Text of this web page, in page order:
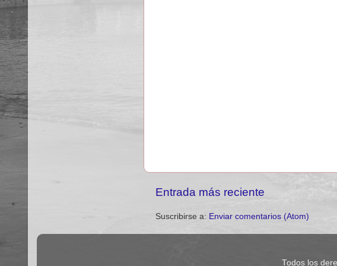
Entrada más reciente
Suscribirse a: Enviar comentarios (Atom)
Todos los